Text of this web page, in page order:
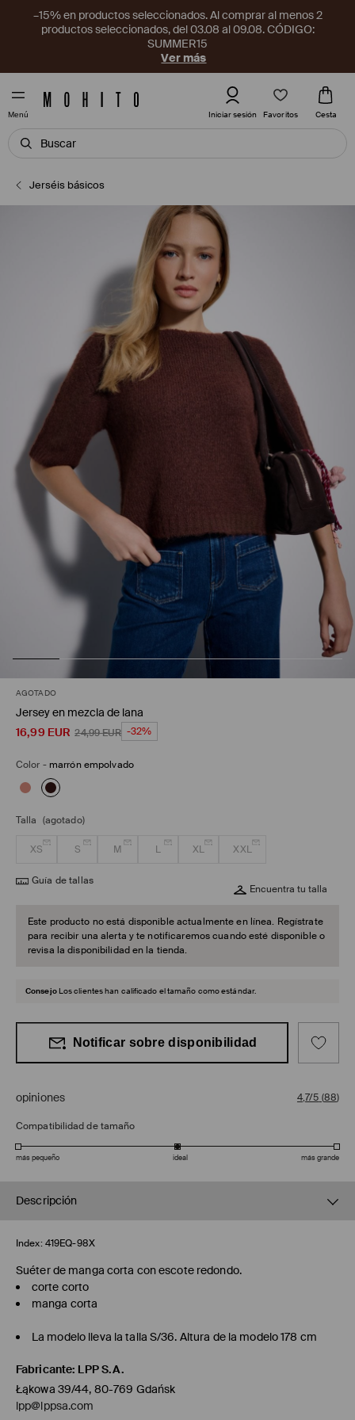
–15% en productos seleccionados. Al comprar al menos 2
productos seleccionados, del 03.08 al 09.08. CÓDIGO:
SUMMER15
Ver más
Menú Iniciar sesión Favoritos Cesta
Jerséis básicos
AGOTADO
Jersey en mezcla de lana
16,99 EUR 24,99EUR -32%
Color - marrón empolvado
Talla (agotado)
XS S M L XL XXL
Guía de tallas
Encuentra tu talla
Este producto no está disponible actualmente en línea. Regístrate
para recibir una alerta y te notificaremos cuando esté disponible o
revisa la disponibilidad en la tienda.
Consejo Los clientes han calificado el tamaño como estándar.
Notificar sobre disponibilidad
opiniones 4,7/5 (88)
Compatibilidad de tamaño
más pequeño ideal más grande
Descripción
Index: 419EQ-98X
Suéter de manga corta con escote redondo.
corte corto
manga corta
La modelo lleva la talla S/36. Altura de la modelo 178 cm
Fabricante: LPP S.A.
Łąkowa 39/44, 80-769 Gdańsk
lpp@lppsa.com